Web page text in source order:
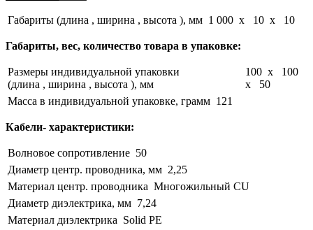
Габариты (длина , ширина , высота ), мм 1 000 x 10 x 10
Габариты, вес, количество товара в упаковке:
Размеры индивидуальной упаковки
(длина , ширина , высота ), мм
100 x 100
x 50
Масса в индивидуальной упаковке, грамм 121
Кабели- характеристики:
Волновое сопротивление 50
Диаметр центр. проводника, мм 2,25
Материал центр. проводника Многожильный CU
Диаметр диэлектрика, мм 7,24
Материал диэлектрика Solid PE